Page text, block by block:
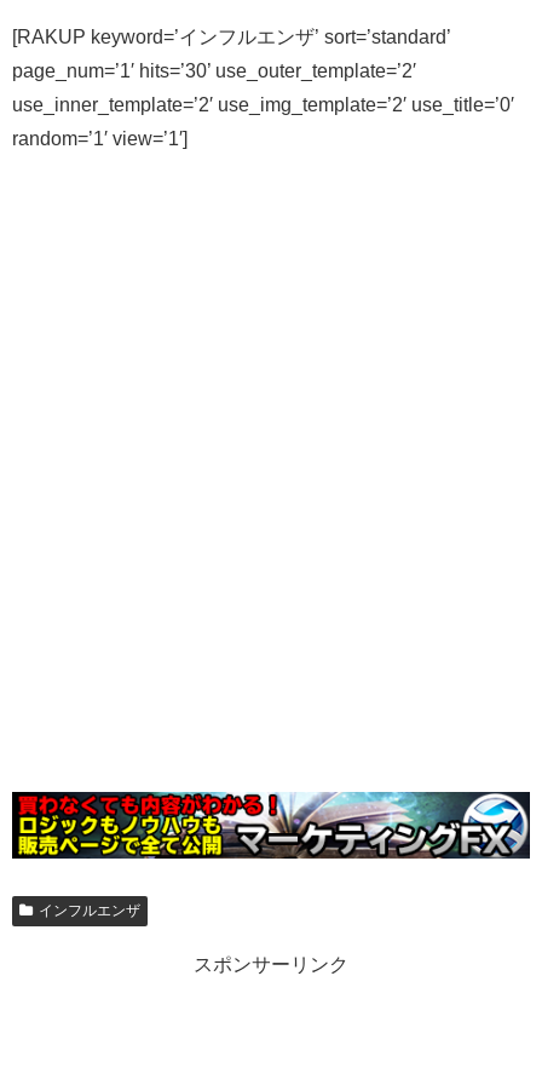
[RAKUP keyword=’インフルエンザ’ sort=’standard’
page_num=’1′ hits=’30’ use_outer_template=’2′
use_inner_template=’2′ use_img_template=’2′ use_title=’0′
random=’1′ view=’1′]
インフルエンザ
スポンサーリンク